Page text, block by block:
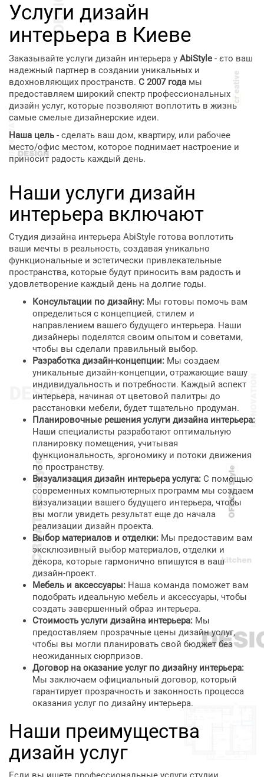
Услуги дизайн
интерьера в Киеве
Заказывайте услуги дизайн интерьера у AbiStyle - єто ваш
надежный партнер в создании уникальных и
вдохновляющих пространств. С 2007 года мы
предоставляем широкий спектр профессиональных
дизайн услуг, которые позволяют воплотить в жизнь
самые смелые дизайнерские идеи.
Наша цель - сделать ваш дом, квартиру, или рабочее
место/офис местом, которое поднимает настроение и
приносит радость каждый день.
Наши услуги дизайн
интерьера включают
Студия дизайна интерьера AbiStyle готова воплотить
ваши мечты в реальность, создавая уникально
функциональные и эстетически привлекательные
пространства, которые будут приносить вам радость и
удовлетворение каждый день на долгие годы.
Консультации по дизайну: Мы готовы помочь вам
определиться с концепцией, стилем и
направлением вашего будущего интерьера. Наши
дизайнеры поделятся своим опытом и советами,
чтобы вы сделали правильный выбор.
Разработка дизайн-концепции: Мы создаем
уникальные дизайн-концепции, отражающие вашу
индивидуальность и потребности. Каждый аспект
интерьера, начиная от цветовой палитры до
расстановки мебели, будет тщательно продуман.
Планировочные решения услуги дизайна интерьера:
Наши специалисты разработают оптимальную
планировку помещения, учитывая
функциональность, эргономику и потоки движения
по пространству.
Визуализация дизайн интерьера услуга: С помощью
современных компьютерных программ мы создаем
визуализации вашего будущего интерьера, чтобы
вы могли увидеть результат еще до начала
реализации дизайн проекта.
Выбор материалов и отделки: Мы предоставим вам
эксклюзивный выбор материалов, отделки и
декора, которые гармонично впишутся в ваш
дизайн-проект.
Мебель и аксессуары: Наша команда поможет вам
подобрать идеальную мебель и аксессуары, чтобы
создать завершенный образ интерьера.
Стоимость услуги дизайна интерьера: Мы
предоставляем прозрачные цены дизайн услуг,
чтобы вы могли планировать свой бюджет без
неожиданных сюрпризов.
Договор на оказание услуг по дизайну интерьера:
Мы заключаем официальный договор, который
гарантирует прозрачность и законность процесса
оказания услуг по дизайну интерьера.
Наши преимущества
дизайн услуг